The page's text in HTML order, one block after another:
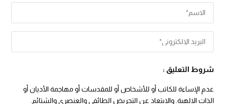
شروط التعليق :
عدم الإساءة للكاتب أو للأشخاص أو للمقدسات أو مهاجمة الأديان أو
الذات الالهية. والابتعاد عن التحريض الطائفي والعنصري والشتائم.